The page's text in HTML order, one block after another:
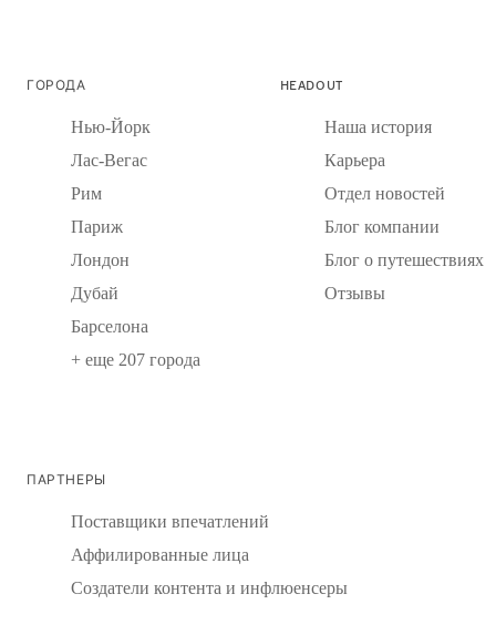
ГОРОДА
Нью-Йорк
Лас-Вегас
Рим
Париж
Лондон
Дубай
Барселона
+ еще 207 города
HEADOUT
Наша история
Карьера
Отдел новостей
Блог компании
Блог о путешествиях
Отзывы
ПАРТНЕРЫ
Поставщики впечатлений
Аффилированные лица
Создатели контента и инфлюенсеры